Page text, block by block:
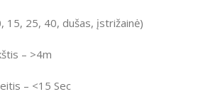
15, 25, 40, dušas, įstrižainė)
– >4m
– <15 Sec